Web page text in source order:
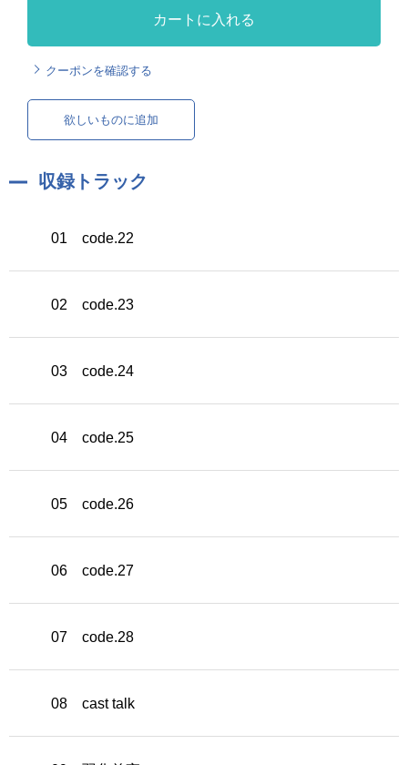
カートに入れる
クーポンを確認する
欲しいものに追加
収録トラック
01 code.22
02 code.23
03 code.24
04 code.25
05 code.26
06 code.27
07 code.28
08 cast talk